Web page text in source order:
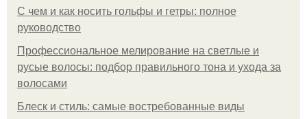
С чем и как носить гольфы и гетры: полное
руководство
Профессиональное мелирование на светлые и
русые волосы: подбор правильного тона и ухода за
волосами
Блеск и стиль: самые востребованные виды